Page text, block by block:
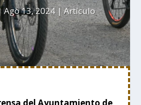
Ago 13, 2024|Artículo
del Ayuntamiento de